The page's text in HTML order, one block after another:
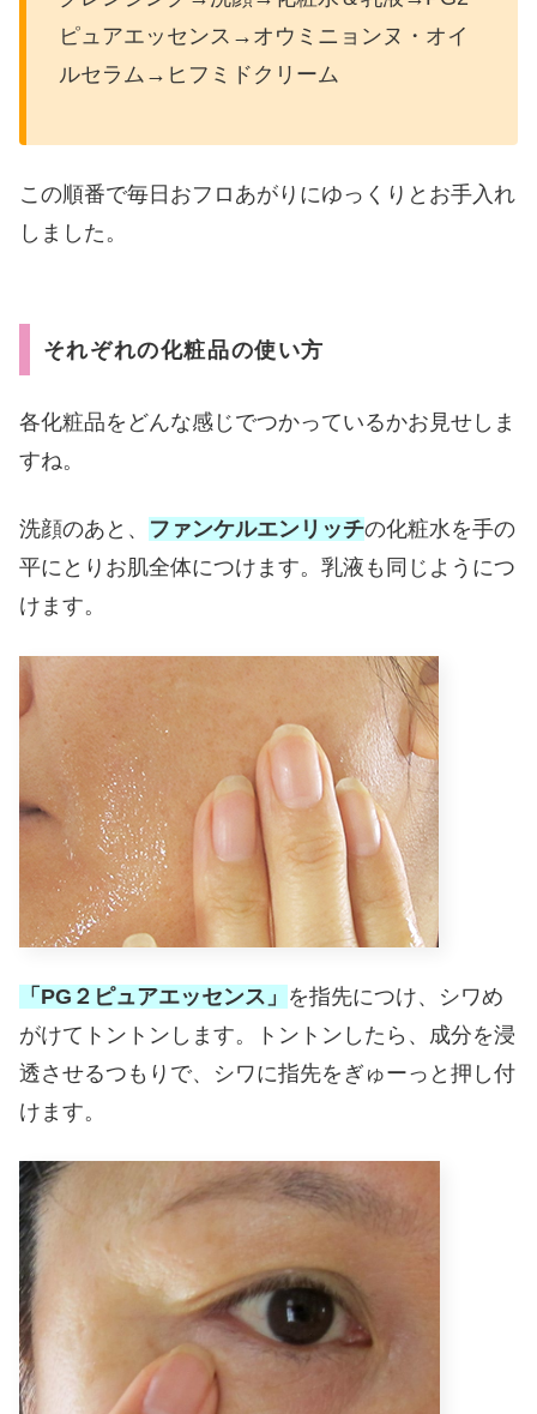
ピュアエッセンス→オウミニョンヌ・オイ
ルセラム→ヒフミドクリーム
この順番で毎日おフロあがりにゆっくりとお手入れ
しました。
それぞれの化粧品の使い方
各化粧品をどんな感じでつかっているかお見せしま
すね。
洗顔のあと、 ファンケルエンリッチの化粧水を手の
平にとりお肌全体につけます。乳液も同じようにつ
けます。
「PG２ピュアエッセンス」 を指先につけ、シワめ
がけてトントンします。トントンしたら、成分を浸
透させるつもりで、シワに指先をぎゅーっと押し付
けます。